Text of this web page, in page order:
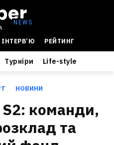
ІНТЕРВ’Ю РЕЙТИНГ
Турніри Life-style
НОВИНИ
S2: команди,
та